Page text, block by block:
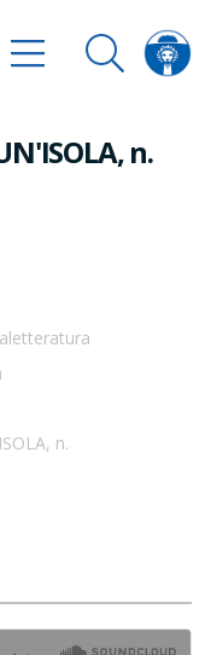
n.
n.